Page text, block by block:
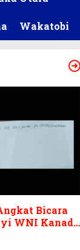
Wakatobi
Bicara
WNI Kanada